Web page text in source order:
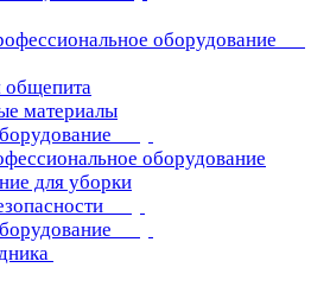
оборудование
общепита
материалы
оборудование
для уборки